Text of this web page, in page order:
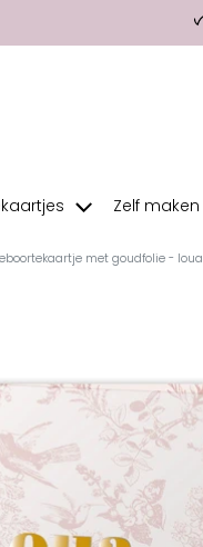
Zelf maken
met goudfolie - loua